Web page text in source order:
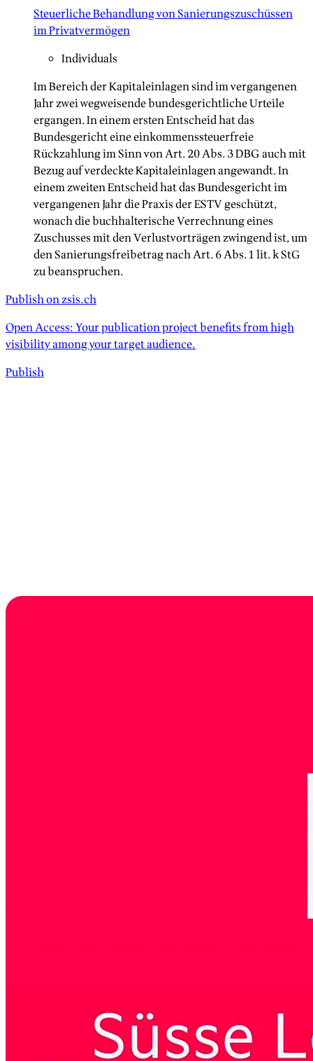
Steuerliche Behandlung von Sanierungszuschüssen
im Privatvermögen
Individuals
Im Bereich der Kapitaleinlagen sind im vergangenen
Jahr zwei wegweisende bundesgerichtliche Urteile
ergangen. In einem ersten Entscheid hat das
Bundesgericht eine einkommenssteuerfreie
Rückzahlung im Sinn von Art. 20 Abs. 3 DBG auch mit
Bezug auf verdeckte Kapitaleinlagen angewandt. In
einem zweiten Entscheid hat das Bundesgericht im
vergangenen Jahr die Praxis der ESTV geschützt,
wonach die buchhalterische Verrechnung eines
Zuschusses mit den Verlustvorträgen zwingend ist, um
den Sanierungsfreibetrag nach Art. 6 Abs. 1 lit. k StG
zu beanspruchen.
Publish on zsis.ch
Open Access: Your publication project benefits from high
visibility among your target audience.
Publish